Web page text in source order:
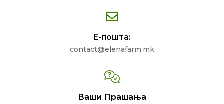
Е-пошта:
contact@elenafarm.mk
Ваши Прашања